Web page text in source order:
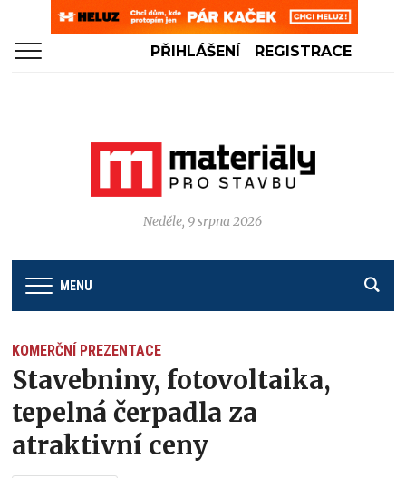
PŘIHLÁŠENÍ REGISTRACE
Neděle, 9 srpna 2026
MENU
KOMERČNÍ PREZENTACE
Stavebniny, fotovoltaika,
tepelná čerpadla za
atraktivní ceny